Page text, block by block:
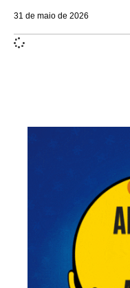
31 de maio de 2026